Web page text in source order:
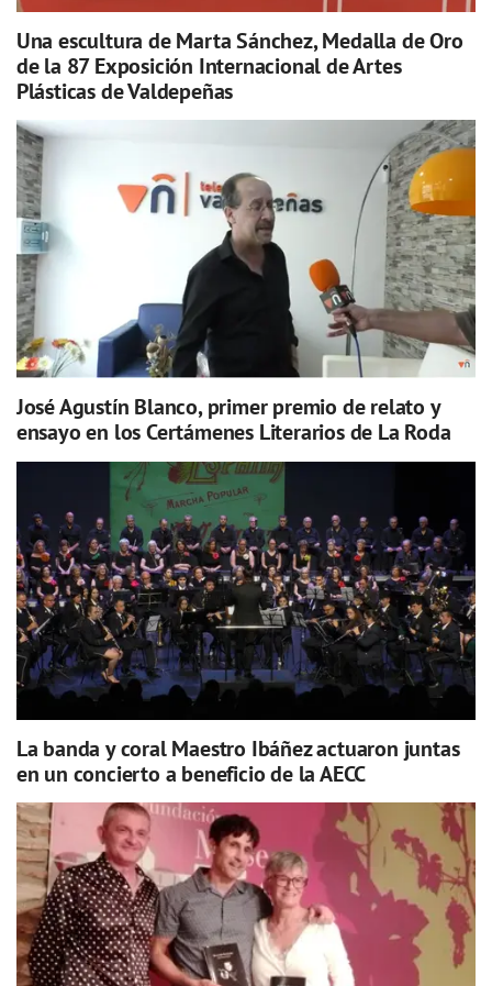
Una escultura de Marta Sánchez, Medalla de Oro
de la 87 Exposición Internacional de Artes
Plásticas de Valdepeñas
José Agustín Blanco, primer premio de relato y
ensayo en los Certámenes Literarios de La Roda
La banda y coral Maestro Ibáñez actuaron juntas
en un concierto a beneficio de la AECC